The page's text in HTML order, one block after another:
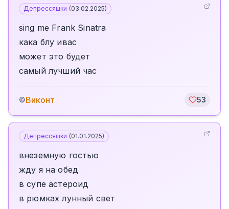
Депрессяшки (03.02.2025)
sing me Frank Sinatra
кака блу ивас
может это будет
самый лучший час
©Виконт 53
Депрессяшки (01.01.2025)
внеземную гостью
жду я на обед
в супе астероид
в рюмках лунный свет